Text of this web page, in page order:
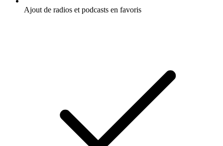
Ajout de radios et podcasts en favoris